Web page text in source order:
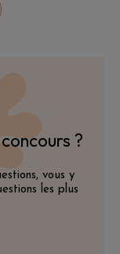
?
vous y
les plus